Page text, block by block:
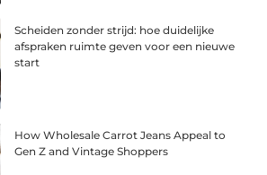
Scheiden zonder strijd: hoe duidelijke
afspraken ruimte geven voor een nieuwe
start
How Wholesale Carrot Jeans Appeal to
Gen Z and Vintage Shoppers